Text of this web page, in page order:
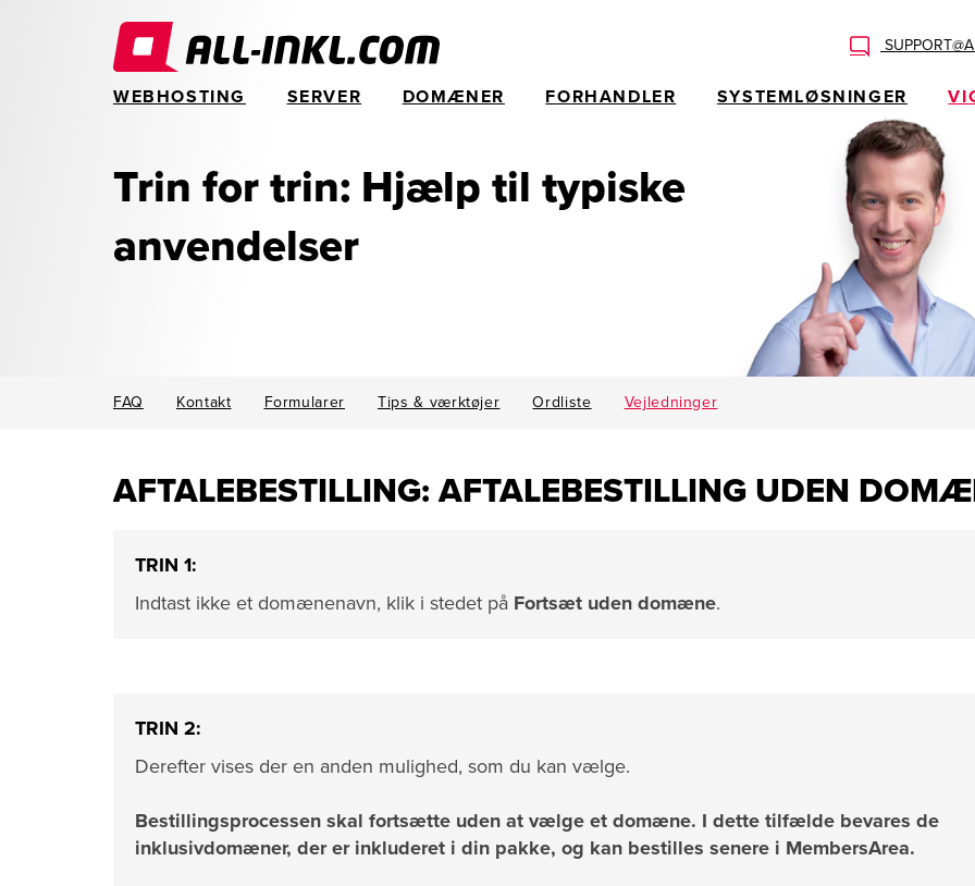
WEBHOSTING SERVER DOMÆNER FORHANDLER SYSTEMLØSNINGER
Trin for trin: Hjælp til typiske
anvendelser
FAQ Kontakt Formularer Tips & værktøjer Ordliste Vejledninger
AFTALEBESTILLING: AFTALEBESTILLING UDEN
TRIN 1:
Indtast ikke et domænenavn, klik i stedet på Fortsæt uden domæne.
TRIN 2:
Derefter vises der en anden mulighed, som du kan vælge.
Bestillingsprocessen skal fortsætte uden at vælge et domæne. I dette tilfælde bevares de
inklusivdomæner, der er inkluderet i din pakke, og kan bestilles senere i MembersArea.